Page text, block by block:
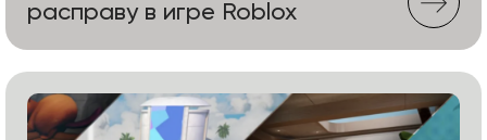
расправу в игре Roblox